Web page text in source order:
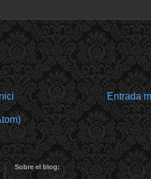
Entrada
Sobre el blog: